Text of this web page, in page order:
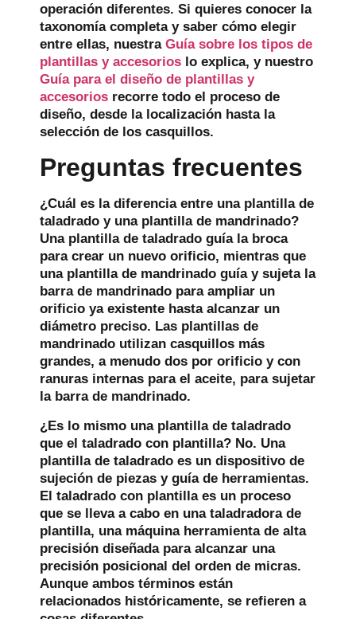
operación diferentes. Si quieres conocer la
taxonomía completa y saber cómo elegir
entre ellas, nuestraGuía sobre los tipos de
plantillas y accesorios lo explica, y nuestro
Guía para el diseño de plantillas y
accesorios recorre todo el proceso de
diseño, desde la localización hasta la
selección de los casquillos.
Preguntas frecuentes
¿Cuál es la diferencia entre una plantilla de
taladrado y una plantilla de mandrinado?
Una plantilla de taladrado guía la broca
para crear un nuevo orificio, mientras que
una plantilla de mandrinado guía y sujeta la
barra de mandrinado para ampliar un
orificio ya existente hasta alcanzar un
diámetro preciso. Las plantillas de
mandrinado utilizan casquillos más
grandes, a menudo dos por orificio y con
ranuras internas para el aceite, para sujetar
la barra de mandrinado.
¿Es lo mismo una plantilla de taladrado
que el taladrado con plantilla? No. Una
plantilla de taladrado es un dispositivo de
sujeción de piezas y guía de herramientas.
El taladrado con plantilla es un proceso
que se lleva a cabo en una taladradora de
plantilla, una máquina herramienta de alta
precisión diseñada para alcanzar una
precisión posicional del orden de micras.
Aunque ambos términos están
relacionados históricamente, se refieren a